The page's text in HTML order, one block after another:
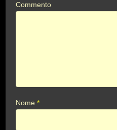
Commento
Nome*